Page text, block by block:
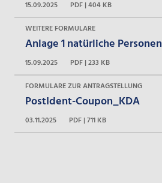
15.09.2025
PDF | 404 KB
WEITERE FORMULARE
Anlage 1 natürliche Personen
15.09.2025
PDF | 233 KB
FORMULARE ZUR ANTRAGSTELLUNG
PostIdent-Coupon_KDA
03.11.2025 PDF | 711 KB